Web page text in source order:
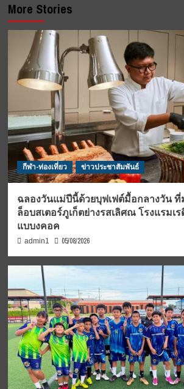
More Stories
กีฬา-ท่องเที่ยว ข่าวประชาสัมพันธ์
ฉลองวันแม่ปีนี้ด้วยบุฟเฟต์มื้อกลางวัน
ล็อบสเตอร์ภูเก็ตย่างรสเลิศณ โรงแรมเ
แบบงคอค
admin1 05/08/2026